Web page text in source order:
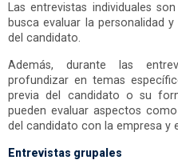
Las entrevistas individuales
busca evaluar la personalidad
del candidato.
Además, durante las
profundizar en temas
previa del candidato o su
pueden evaluar aspectos
del candidato con la empresa y
Entrevistas grupales